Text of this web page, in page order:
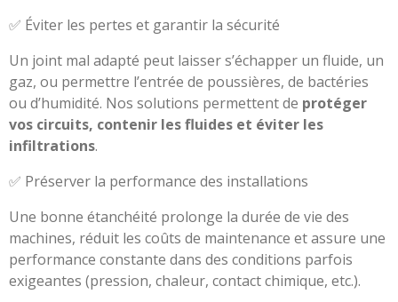
✅ Éviter les pertes et garantir la sécurité
Un joint mal adapté peut laisser s’échapper un fluide, un
gaz, ou permettre l’entrée de poussières, de bactéries
ou d’humidité. Nos solutions permettent de protéger
vos circuits, contenir les fluides et éviter les
infiltrations.
✅ Préserver la performance des installations
Une bonne étanchéité prolonge la durée de vie des
machines, réduit les coûts de maintenance et assure une
performance constante dans des conditions parfois
exigeantes (pression, chaleur, contact chimique, etc.).